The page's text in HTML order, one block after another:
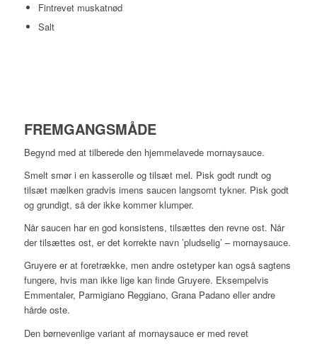
Fintrevet muskatnød
Salt
FREMGANGSMÅDE
Begynd med at tilberede den hjemmelavede mornaysauce.
Smelt smør i en kasserolle og tilsæt mel. Pisk godt rundt og
tilsæt mælken gradvis imens saucen langsomt tykner. Pisk godt
og grundigt, så der ikke kommer klumper.
Når saucen har en god konsistens, tilsættes den revne ost. Når
der tilsættes ost, er det korrekte navn ’pludselig’ – mornaysauce.
Gruyere er at foretrække, men andre ostetyper kan også sagtens
fungere, hvis man ikke lige kan finde Gruyere. Eksempelvis
Emmentaler, Parmigiano Reggiano, Grana Padano eller andre
hårde oste.
Den børnevenlige variant af mornaysauce er med revet